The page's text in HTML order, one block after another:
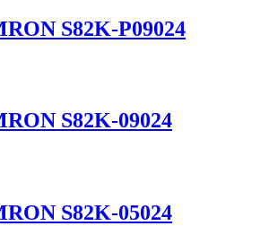
S82K-P09024
S82K-09024
S82K-05024